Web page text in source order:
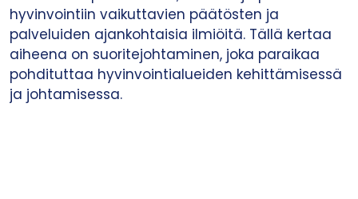
hyvinvointiin vaikuttavien päätösten ja
palveluiden ajankohtaisia ilmiöitä. Tällä kertaa
aiheena on suoritejohtaminen, joka paraikaa
pohdituttaa hyvinvointialueiden kehittämisessä
ja johtamisessa.